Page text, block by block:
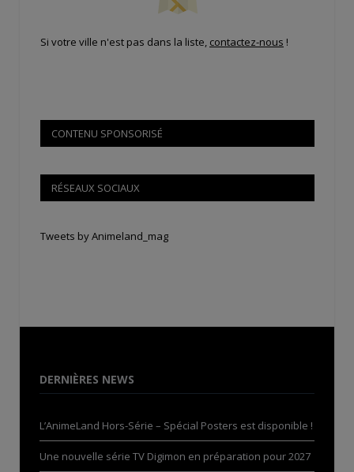
Si votre ville n'est pas dans la liste, contactez-nous !
CONTENU SPONSORISÉ
RÉSEAUX SOCIAUX
Tweets by Animeland_mag
DERNIÈRES NEWS
L’AnimeLand Hors-Série – Spécial Posters est disponible !
Une nouvelle série TV Digimon en préparation pour 2027